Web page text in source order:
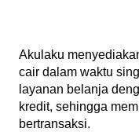
Akulaku
cair dalam waktu
layanan belanja
kredit, sehingga
bertransaksi.